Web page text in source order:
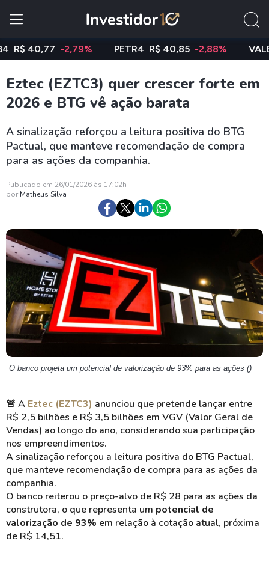
-2,79% PETR4 R$ 40,85 -2,88% VALE3
Eztec (EZTC3) quer crescer forte em
2026 e BTG vê ação barata
A sinalização reforçou a leitura positiva do BTG
Pactual, que manteve recomendação de compra
para as ações da companhia.
Publicado em 26/01/2026 às 17:02h
por Matheus Silva
O banco projeta um potencial de valorização de 93% para as ações ()
🚨 A Eztec (EZTC3) anunciou que pretende lançar entre
R$ 2,5 bilhões e R$ 3,5 bilhões em VGV (Valor Geral de
Vendas) ao longo do ano, considerando sua participação
nos empreendimentos.
A sinalização reforçou a leitura positiva do BTG Pactual,
que manteve recomendação de compra para as ações da
companhia.
O banco reiterou o preço-alvo de R$ 28 para as ações da
construtora, o que representa um potencial de
valorização de 93% em relação à cotação atual, próxima
de R$ 14,51.